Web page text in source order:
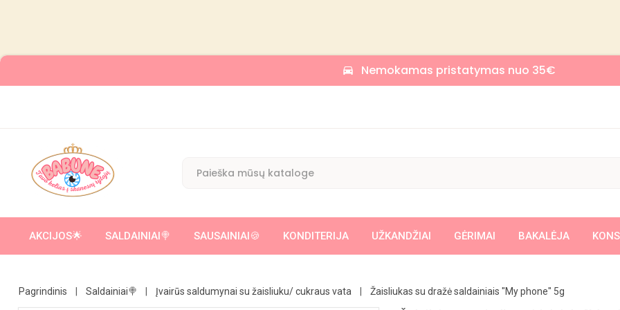
time_to_leave Nemokamas pristatymas nuo 35€
AKCIJOS🌟 SALDAINIAI🍭 SAUSAINIAI🍪 KONDITERIJA UŽKANDŽIAI GĖRIMAI BAKALĖJA
Pagrindinis Saldainiai🍭 Įvairūs saldumynai su žaisliuku/ cukraus vata Žaisliukas su dražė saldainiais "My phone" 5g